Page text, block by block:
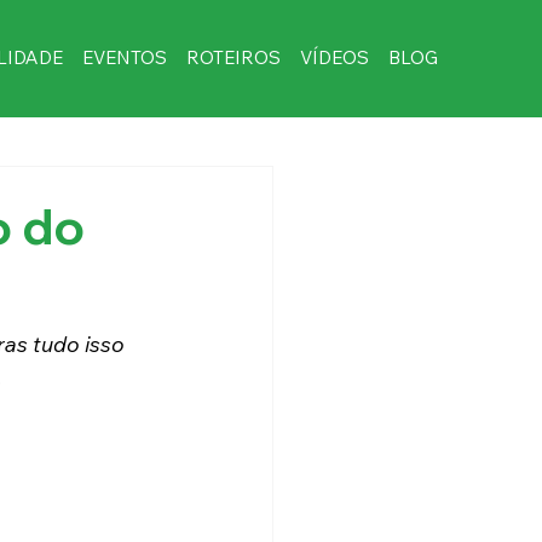
EVENTOS ROTEIROS VÍDEOS BLOG
do
tudo isso